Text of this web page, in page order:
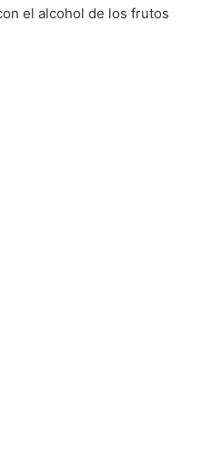
el alcohol de los frutos